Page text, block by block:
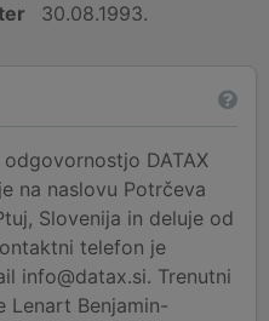
30.08.1993.
DATAX
na naslovu Potrčeva
Slovenija in deluje od
telefon je
info@datax.si. Trenutni
Lenart Benjamin-